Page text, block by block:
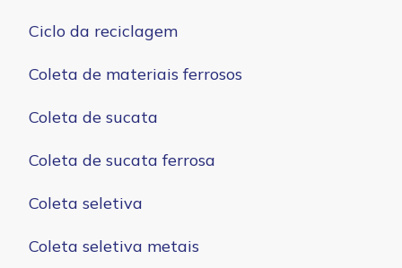
Ciclo da reciclagem
Coleta de materiais ferrosos
Coleta de sucata
Coleta de sucata ferrosa
Coleta seletiva
Coleta seletiva metais